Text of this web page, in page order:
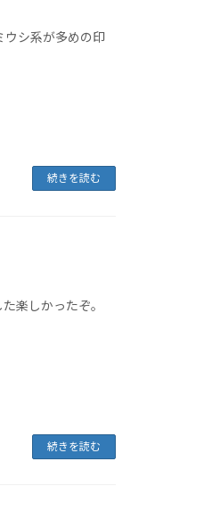
ウシ系が多めの印
続きを読む
楽しかったぞ。
続きを読む